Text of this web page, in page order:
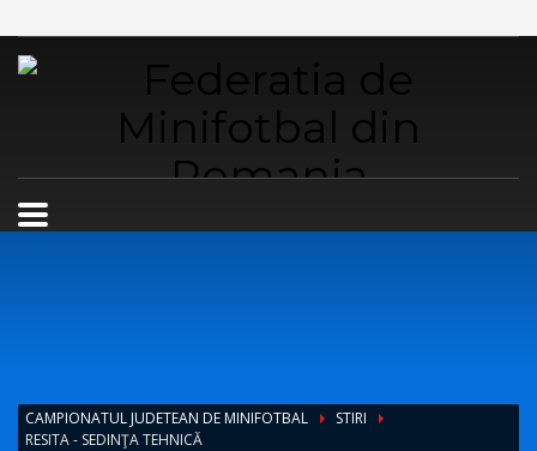
CAMPIONATUL JUDETEAN DE MINIFOTBAL
STIRI
RESITA - SEDINŢA TEHNICĂ